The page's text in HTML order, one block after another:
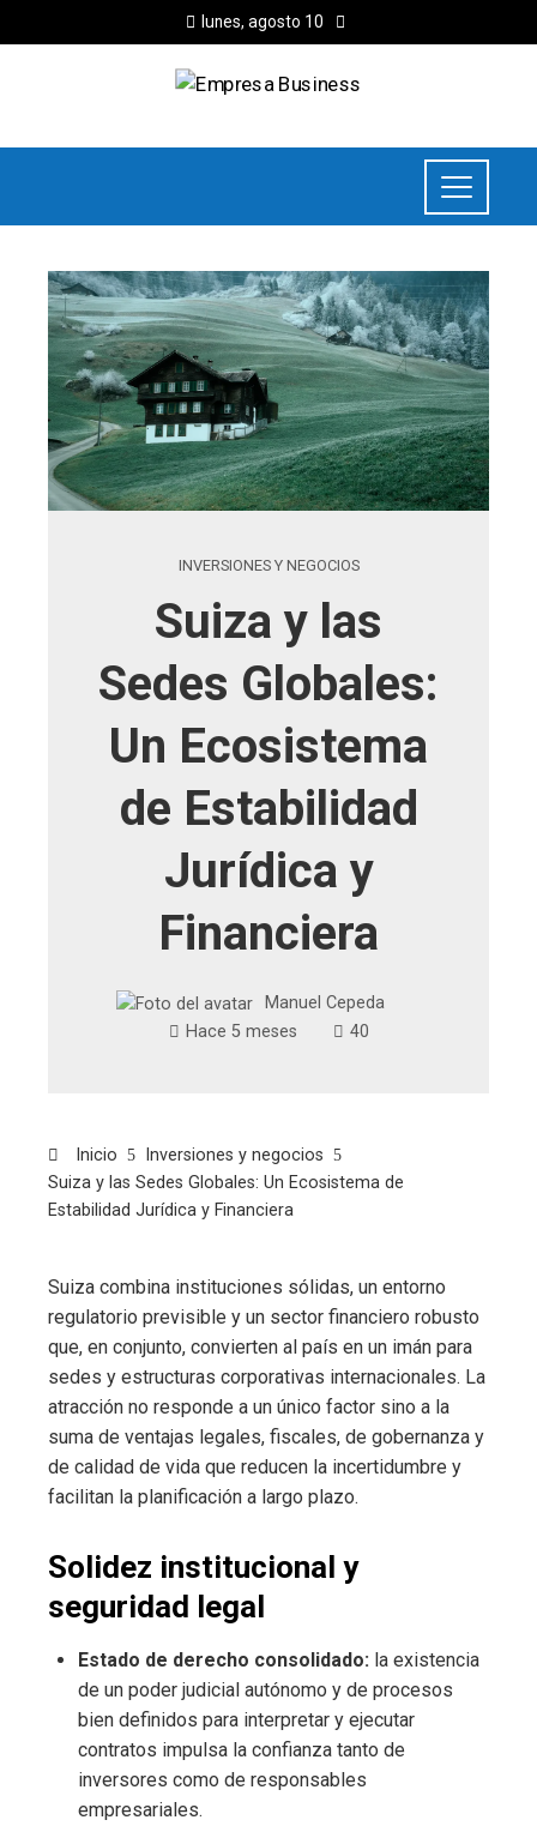
lunes, agosto 10
INVERSIONES Y NEGOCIOS
Suiza y las
Sedes Globales:
Un Ecosistema
de Estabilidad
Jurídica y
Financiera
Manuel Cepeda
Hace 5 meses
40
Inicio
Inversiones y negocios
Suiza y las Sedes Globales: Un Ecosistema de
Estabilidad Jurídica y Financiera
Suiza combina instituciones sólidas, un entorno
regulatorio previsible y un sector financiero robusto
que, en conjunto, convierten al país en un imán para
sedes y estructuras corporativas internacionales. La
atracción no responde a un único factor sino a la
suma de ventajas legales, fiscales, de gobernanza y
de calidad de vida que reducen la incertidumbre y
facilitan la planificación a largo plazo.
Solidez institucional y
seguridad legal
Estado de derecho consolidado: la existencia
de un poder judicial autónomo y de procesos
bien definidos para interpretar y ejecutar
contratos impulsa la confianza tanto de
inversores como de responsables
empresariales.